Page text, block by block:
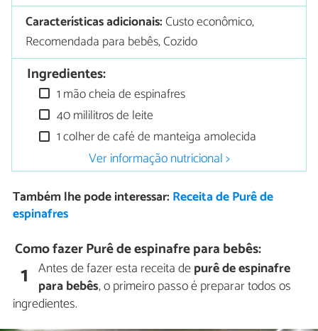
Características adicionais:Custo econômico,
Recomendada para bebês, Cozido
Ingredientes:
1 mão cheia de espinafres
40 mililitros de leite
1 colher de café de manteiga amolecida
Ver informação nutricional >
Também lhe pode interessar: Receita de Purê de
espinafres
Como fazer Purê de espinafre para bebês:
1 Antes de fazer esta receita depurê de espinafre
para bebês, o primeiro passo é preparar todos os
ingredientes.